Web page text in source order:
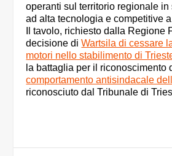
operanti sul territorio regionale in
ad alta tecnologia e competitive
Il tavolo, richiesto dalla Regione
decisione diWartsila di cessare
motori nello stabilimento di
la battaglia per il riconoscimento
comportamento antisindacale
riconosciuto dal Tribunale di